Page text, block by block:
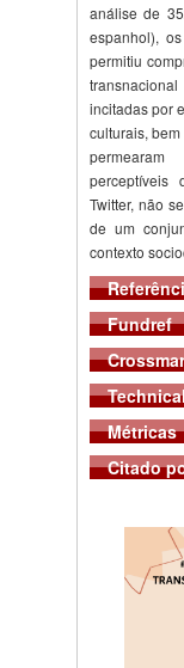
análise de
espanhol),
permitiu
incitadas por
culturais,
perceptíveis
Twitter, não
de um
contexto
Fundref
Métricas
Citado